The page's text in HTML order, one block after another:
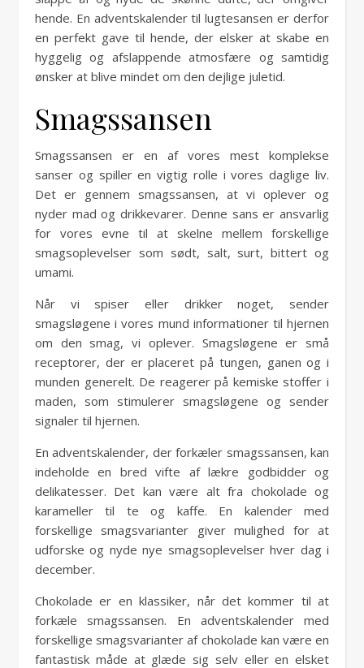
hende. En adventskalender til lugtesansen er derfor
en perfekt gave til hende, der elsker at skabe en
hyggelig og afslappende atmosfære og samtidig
ønsker at blive mindet om den dejlige juletid.
Smagssansen
Smagssansen er en af vores mest komplekse
sanser og spiller en vigtig rolle i vores daglige liv.
Det er gennem smagssansen, at vi oplever og
nyder mad og drikkevarer. Denne sans er ansvarlig
for vores evne til at skelne mellem forskellige
smagsoplevelser som sødt, salt, surt, bittert og
umami.
Når vi spiser eller drikker noget, sender
smagsløgene i vores mund informationer til hjernen
om den smag, vi oplever. Smagsløgene er små
receptorer, der er placeret på tungen, ganen og i
munden generelt. De reagerer på kemiske stoffer i
maden, som stimulerer smagsløgene og sender
signaler til hjernen.
En adventskalender, der forkæler smagssansen, kan
indeholde en bred vifte af lækre godbidder og
delikatesser. Det kan være alt fra chokolade og
karameller til te og kaffe. En kalender med
forskellige smagsvarianter giver mulighed for at
udforske og nyde nye smagsoplevelser hver dag i
december.
Chokolade er en klassiker, når det kommer til at
forkæle smagssansen. En adventskalender med
forskellige smagsvarianter af chokolade kan være en
fantastisk måde at glæde sig selv eller en elsket